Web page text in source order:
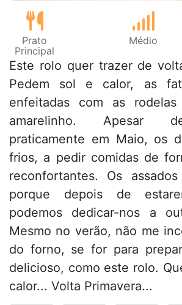
Prato
Principal
Médio
Este rolo quer trazer de
Pedem sol e calor, as
enfeitadas com as
amarelinho. Apesar
praticamente em Maio, os
frios, a pedir comidas de
reconfortantes. Os
porque depois de
podemos dedicar-nos a
Mesmo no verão, não me
do forno, se for para
delicioso, como este rolo.
calor... Volta Primavera...